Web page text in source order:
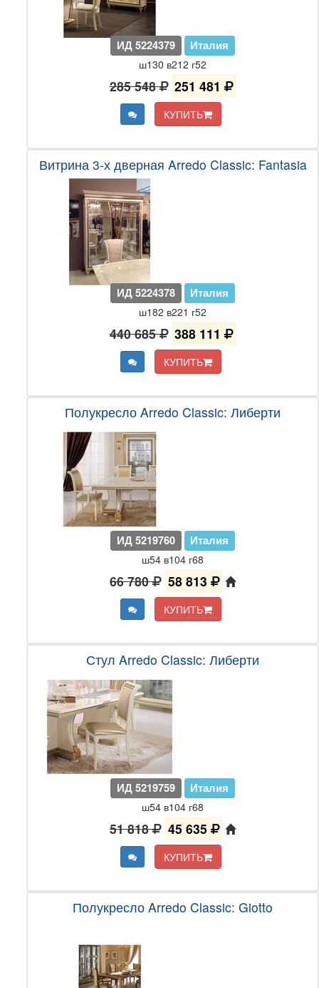
ИД 5224379 Италия
ш130 в212 г52
285 548 251 481
КУПИТЬ
Витрина 3-х дверная Arredo Classic: Fantasia
ИД 5224378 Италия
ш182 в221 г52
440 685 388 111
КУПИТЬ
Полукресло Arredo Classic: Либерти
ИД 5219760 Италия
ш54 в104 г68
66 780 58 813
КУПИТЬ
Стул Arredo Classic: Либерти
ИД 5219759 Италия
ш54 в104 г68
51 818 45 635
КУПИТЬ
Полукресло Arredo Classic: Giotto